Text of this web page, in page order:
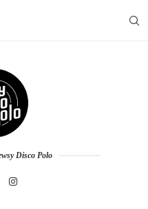
Disco Polo